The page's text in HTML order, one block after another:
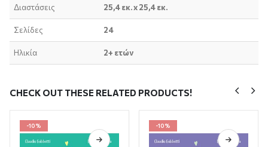
Διαστάσεις 25,4 εκ. x 25,4 εκ.
Σελίδες 24
Ηλικία 2+ ετών
CHECK OUT THESE RELATED PRODUCTS!
-10% -10%